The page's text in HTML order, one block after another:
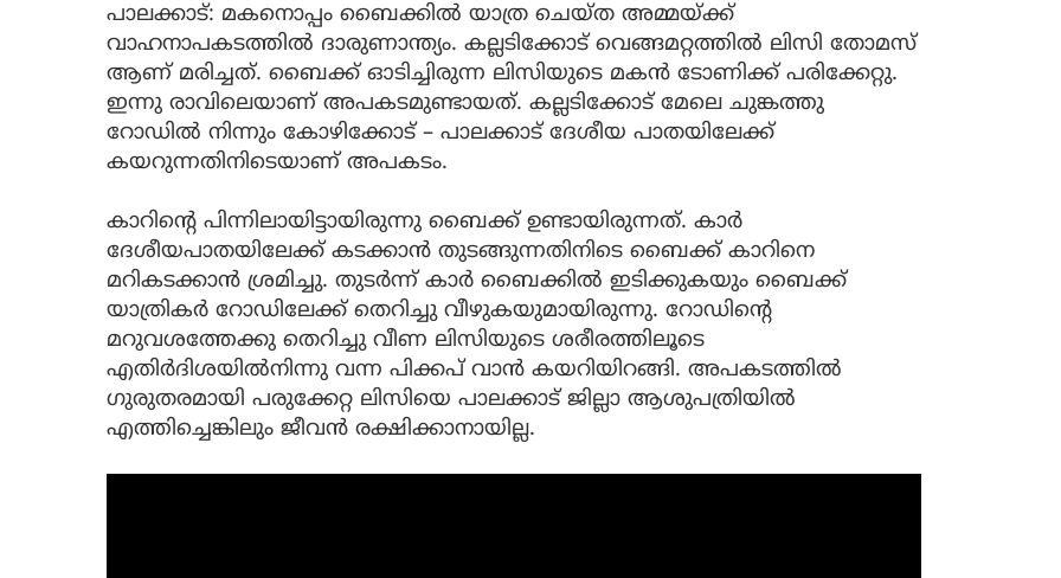
പാലക്കാട്: മകനൊപ്പം ബൈക്കിൽ യാത്ര ചെയ്ത അമ്മയ്ക്ക്
വാഹനാപകടത്തിൽ ദാരുണാന്ത്യം. കല്ലടിക്കോട് വെങ്ങമറ്റത്തിൽ ലിസി തോമസ്
ആണ് മരിച്ചത്. ബൈക്ക് ഓടിച്ചിരുന്ന ലിസിയുടെ മകൻ ടോണിക്ക് പരിക്കേറ്റു.
ഇന്നു രാവിലെയാണ് അപകടമുണ്ടായത്. കല്ലടിക്കോട് മേലെ ചുങ്കത്തു
റോഡിൽ നിന്നും കോഴിക്കോട് – പാലക്കാട് ദേശീയ പാതയിലേക്ക്
കയറുന്നതിനിടെയാണ് അപകടം.
കാറിന്റെ പിന്നിലായിട്ടായിരുന്നു ബൈക്ക് ഉണ്ടായിരുന്നത്. കാർ
ദേശീയപാതയിലേക്ക് കടക്കാൻ തുടങ്ങുന്നതിനിടെ ബൈക്ക് കാറിനെ
മറികടക്കാൻ ശ്രമിച്ചു. തുടർന്ന് കാര്‍ ബൈക്കിൽ ഇടിക്കുകയും ബൈക്ക്
യാത്രികർ റോഡിലേക്ക് തെറിച്ചു വീഴുകയുമായിരുന്നു. റോഡിന്റെ
മറുവശത്തേക്കു തെറിച്ചു വീണ ലിസിയുടെ ശരീരത്തിലൂടെ
എതിർദിശയിൽനിന്നു വന്ന പിക്കപ് വാൻ കയറിയിറങ്ങി. അപകടത്തിൽ
ഗുരുതരമായി പരുക്കേറ്റ ലിസിയെ പാലക്കാട് ജില്ലാ ആശുപത്രിയിൽ
എത്തിച്ചെങ്കിലും ജീവൻ രക്ഷിക്കാനായില്ല.